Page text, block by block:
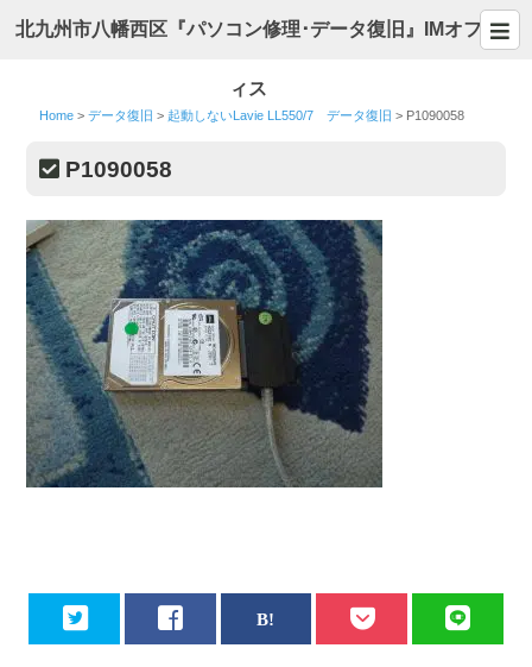
北九州市八幡西区『パソコン修理･データ復旧』IMオフ
ィス
Home >データ復旧 >起動しないLavie LL550/7 データ復旧 > P1090058
P1090058